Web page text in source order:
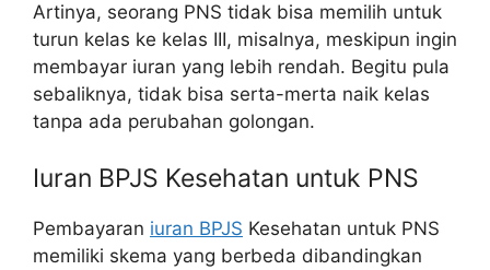
Artinya, seorang PNS tidak bisa memilih untuk
turun kelas ke kelas III, misalnya, meskipun ingin
membayar iuran yang lebih rendah. Begitu pula
sebaliknya, tidak bisa serta-merta naik kelas
tanpa ada perubahan golongan.
Iuran BPJS Kesehatan untuk PNS
Pembayaran iuran BPJS Kesehatan untuk PNS
memiliki skema yang berbeda dibandingkan